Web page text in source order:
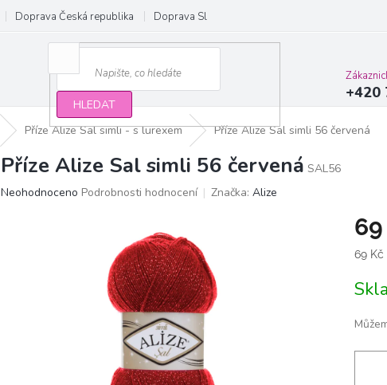
Doprava Česká republika Doprava Slovensko a EU
HLEDAT
+420
Příze Alize Sal simli - s lurexem Příze Alize Sal simli 56 červená
Příze Alize Sal simli 56 červená SAL56
Průměrné
Neohodnoceno Podrobnosti hodnocení Značka: Alize
Měrná
69